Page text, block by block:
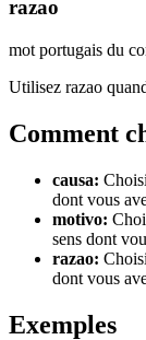
razao
mot portugais du
Utilisez razao
Comment
causa:
dont vous
motivo:
sens dont
razao:
dont vous
Exemples